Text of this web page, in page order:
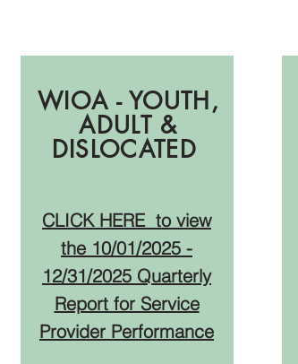
WIOA - YOUTH,
ADULT &
DISLOCATED
CLICK HERE to view
the 10/01/2025 -
12/31/2025 Quarterly
Report for Service
Provider Performance